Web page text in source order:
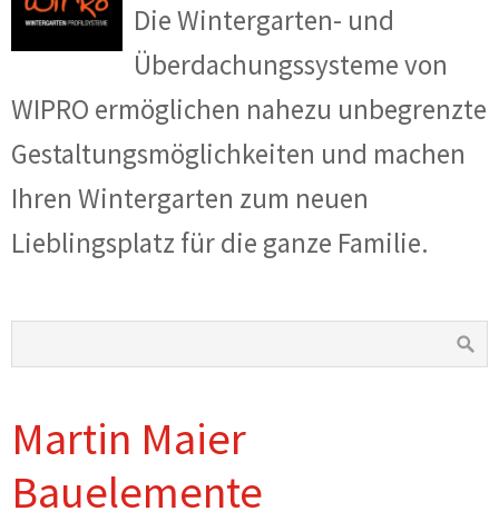
Die Wintergarten- und
Überdachungssysteme von
WIPRO ermöglichen nahezu unbegrenzte
Gestaltungsmöglichkeiten und machen
Ihren Wintergarten zum neuen
Lieblingsplatz für die ganze Familie.
Martin Maier
Bauelemente